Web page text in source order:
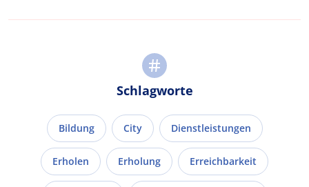
Schlagworte
Bildung City Dienstleistungen
Erholen Erholung Erreichbarkeit